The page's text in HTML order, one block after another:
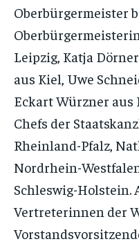
Oberbürgermeister
Leipzig, Katja
aus Kiel, Uwe
Eckart Würzner aus
Chefs der
Rheinland-Pfalz,
Nordrhein-
Schleswig-Holstein.
Vertreterinnen der